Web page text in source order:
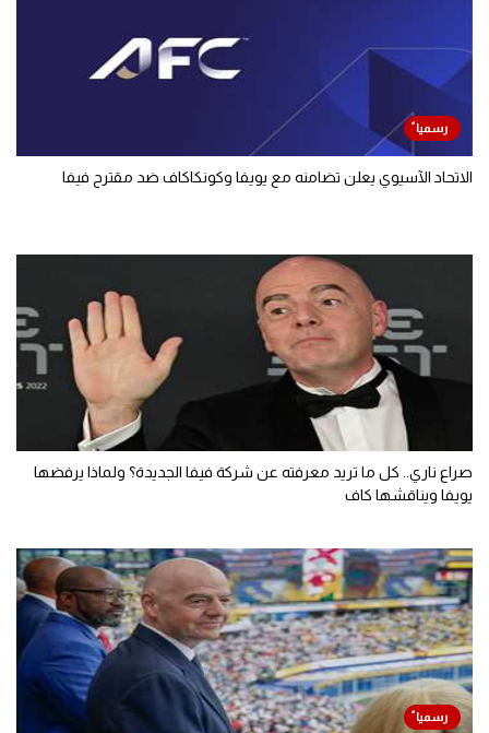
الاتحاد الآسيوي يعلن تضامنه مع يويفا وكونكاكاف ضد مقترح فيفا
صراع ناري.. كل ما تريد معرفته عن شركة فيفا الجديدة؟ ولماذا يرفضها
يويفا ويناقشها كاف